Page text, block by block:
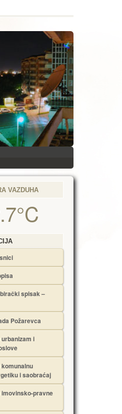
VAZDUHA
spisak –
Požarevca
i
komunalnu
i saobraćaj
imovinsko-pravne